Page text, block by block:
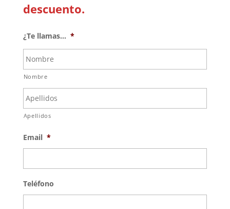
descuento.
¿Te llamas... *
Nombre
Apellidos
Email *
Teléfono